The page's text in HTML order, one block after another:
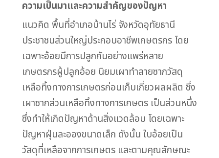
ความเป็นมาและความสำคัญของปัญหา
แนวคิด พื้นที่อำเภอบ้านไร่ จังหวัดอุทัยธานี
ประชาชนส่วนใหญ่ประกอบอาชีพเกษตรกร โดย
เฉพาะอ้อยมีการปลูกกันอย่างแพร่หลาย
เกษตรกรผู้ปลูกอ้อย นิยมเผาทำลายซากวัสดุ
เหลือทิ้งทางการเกษตรก่อนเก็บเกี่ยวผลผลิต ซึ่ง
เผาซากส่วนเหลือทิ้งทางการเกษตร เป็นส่วนหนึ่ง
ซึ่งทำให้เกิดปัญหาด้านสิ่งแวดล้อม โดยเฉพาะ
ปัญหาฝุ่นละอองขนาดเล็ก ดังนั้น ใบอ้อยเป็น
วัสดุที่เหลือจากการเกษตร และตามคุณลักษณะ